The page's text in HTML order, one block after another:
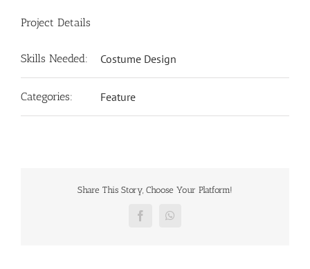
Project Details
Skills Needed: Costume Design
Categories: Feature
Share This Story, Choose Your Platform!
FacebookWhatsApp